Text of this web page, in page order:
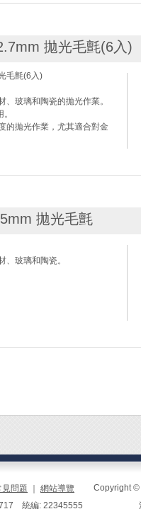
拋光毛氈(6入)
毛氈(6入)
玻璃和陶瓷的拋光作業。
的拋光作業，尤其適合對金
拋光毛氈
玻璃和陶瓷。
見問題 網站導覽
Copyright ©
統編: 22345555